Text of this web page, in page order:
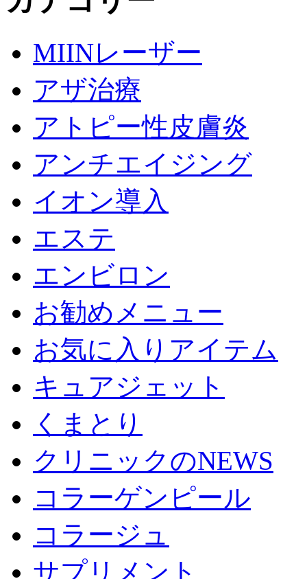
MIINレーザー
アザ治療
アトピー性皮膚炎
アンチエイジング
イオン導入
エステ
エンビロン
お勧めメニュー
お気に入りアイテム
キュアジェット
くまとり
クリニックのNEWS
コラーゲンピール
コラージュ
サプリメント